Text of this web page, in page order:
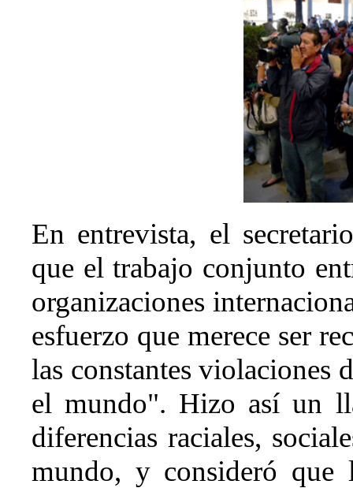
En entrevista, el
que el trabajo conjunto
organizaciones
esfuerzo que merece ser
las constantes violaciones
el mundo". Hizo así un
diferencias raciales,
mundo, y consideró que